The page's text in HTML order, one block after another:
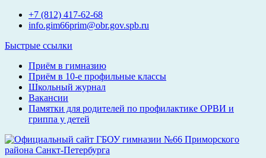
Перейти+7 (812) 417-62-68
info.gim66prim@obr.gov.spb.ru
Быстрые ссылки
Приём в гимназию
Приём в 10-е профильные классы
Школьный журнал
Вакансии
Памятки для родителей по профилактике ОРВИ и
гриппа у детей